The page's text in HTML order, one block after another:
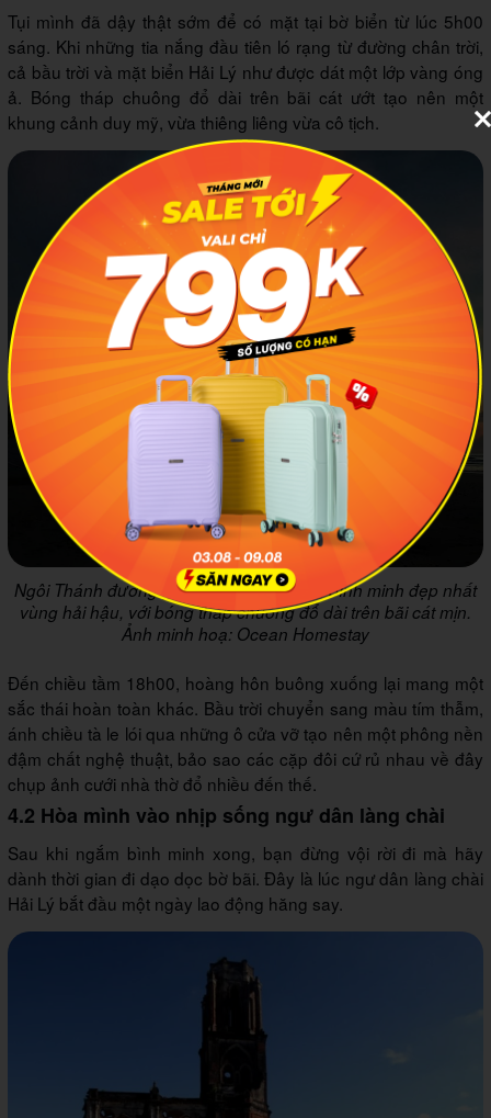
Tụi mình đã dậy thật sớm để có mặt tại bờ biển từ lúc 5h00
sáng. Khi những tia nắng đầu tiên ló rạng từ đường chân trời,
cả bầu trời và mặt biển Hải Lý như được dát một lớp vàng óng
ả. Bóng tháp chuông đổ dài trên bãi cát ướt tạo nên một
khung cảnh duy mỹ, vừa thiêng liêng vừa cô tịch.
Ngôi Thánh đường giờ đây là điểm ngắm bình minh đẹp nhất
vùng hải hậu, với bóng tháp chuông đổ dài trên bãi cát mịn.
Ảnh minh hoạ: Ocean Homestay
Đến chiều tầm 18h00, hoàng hôn buông xuống lại mang một
sắc thái hoàn toàn khác. Bầu trời chuyển sang màu tím thẫm,
ánh chiều tà le lói qua những ô cửa vỡ tạo nên một phông nền
đậm chất nghệ thuật, bảo sao các cặp đôi cứ rủ nhau về đây
chụp ảnh cưới nhà thờ đổ nhiều đến thế.
4.2 Hòa mình vào nhịp sống ngư dân làng chài
Sau khi ngắm bình minh xong, bạn đừng vội rời đi mà hãy
dành thời gian đi dạo dọc bờ bãi. Đây là lúc ngư dân làng chài
Hải Lý bắt đầu một ngày lao động hăng say.